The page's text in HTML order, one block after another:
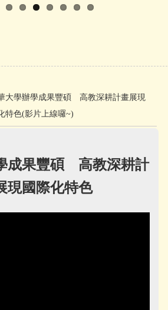
大學辦學成果豐碩 高教深耕計畫展現
特色(影片上線囉~)
成果豐碩 高教深耕計
現國際化特色